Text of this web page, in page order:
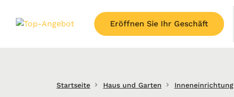
Eröffnen Sie Ihr Geschäft
Startseite Haus und Garten Inneneinrichtung